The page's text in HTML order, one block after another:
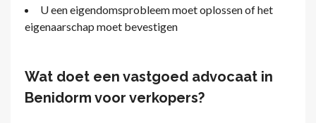
U een eigendomsprobleem moet oplossen of het
eigenaarschap moet bevestigen
Wat doet een vastgoed advocaat in
Benidorm voor verkopers?